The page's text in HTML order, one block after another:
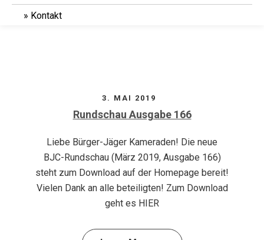
Kontakt
3. MAI 2019
Rundschau Ausgabe 166
Liebe Bürger-Jäger Kameraden! Die neue
BJC-Rundschau (März 2019, Ausgabe 166)
steht zum Download auf der Homepage bereit!
Vielen Dank an alle beteiligten! Zum Download
geht es HIER